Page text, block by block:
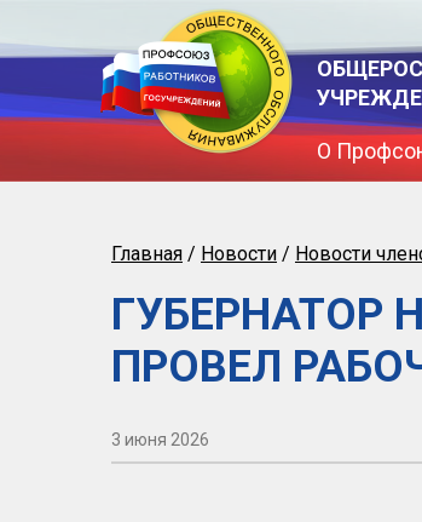
О
Главная / Новости / Новости
ГУБЕРНАТОР
ПРОВЕЛ
3 июня 2026